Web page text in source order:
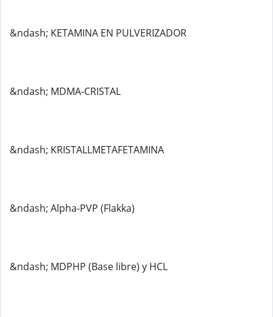
&ndash; KETAMINA EN PULVERIZADOR
&ndash; MDMA-CRISTAL
&ndash; KRISTALLMETAFETAMINA
&ndash; Alpha-PVP (Flakka)
&ndash; MDPHP (Base libre) y HCL